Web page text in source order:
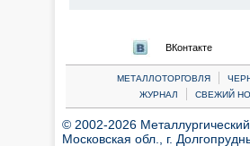
ВКонтакте
МЕТАЛЛОТОРГОВЛЯ |
ЖУРНАЛ
| СВЕЖИЙ
© 2002-2026
Московская обл., г.